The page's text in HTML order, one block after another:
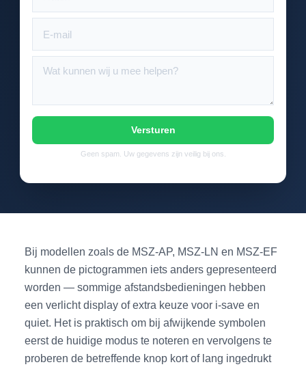
Versturen
Geen spam. Uw gegevens zijn veilig bij ons.
Bij modellen zoals de MSZ-AP, MSZ-LN en MSZ-EF
kunnen de pictogrammen iets anders gepresenteerd
worden — sommige afstandsbedieningen hebben
een verlicht display of extra keuze voor i-save en
quiet. Het is praktisch om bij afwijkende symbolen
eerst de huidige modus te noteren en vervolgens te
proberen de betreffende knop kort of lang ingedrukt